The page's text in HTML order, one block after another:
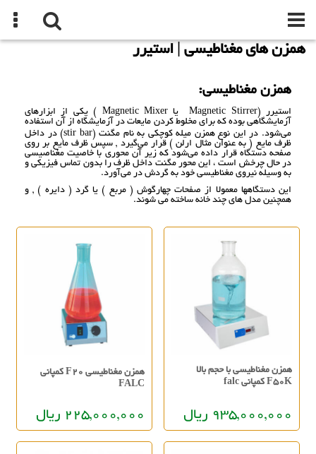
همزن های مغناطیسی | استیرر
همزن مغناطیسی:
استیرر (Magnetic Stirrer یا Magnetic Mixer ) یکی از ابزارهای
آزمایشگاهی بوده که برای مخلوط کردن مایعات در آزمایشگاه از آن استفاده
می‌شود. در این نوع همزن میله کوچکی به نام مگنت (stir bar) در داخل
ظرف مایع ( به عنوان مثال ارلن ) قرار می‌گیرد , سپس ظرف مایع بر روی
صفحه دستگاه قرار داده می‌شود که زیر آن محوری با خاصیت مغناصیسی
در حال چرخش است ، این محور مگنت داخل ظرف را بدون تماس فیزیکی و
به وسیله نیروی مغناطیسی خود به گردش در می‌آورد.
این دستگاهها معمولا از صفحات چهارگوش ( مربع ) یا گرد ( دایره ) , و
همچنین مدل های چند خانه ساخته می شوند.
همزن مغناطیسی با حجم بالا
F50K کمپانی falc
935,000,000 ریال
همزن مغناطیسی F20 کمپانی
FALC
225,000,000 ریال